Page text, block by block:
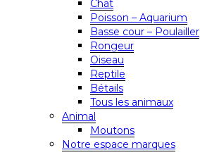
Chat
Poisson – Aquarium
Basse cour – Poulailler
Rongeur
Oiseau
Reptile
Bétails
Tous les animaux
Animal
Moutons
Notre espace marques